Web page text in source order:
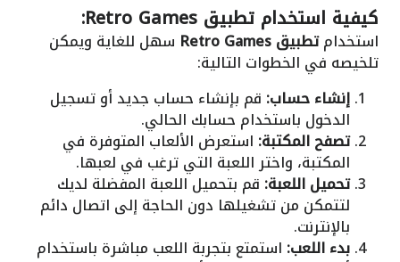
كيفية استخدام تطبيق Retro Games:
استخدامتطبيق Retro Games سهل للغاية ويمكن
تلخيصه في الخطوات التالية:
إنشاء حساب: قم بإنشاء حساب جديد أو تسجيل
الدخول باستخدام حسابك الحالي.
تصفح المكتبة: استعرض الألعاب المتوفرة في
المكتبة، واختر اللعبة التي ترغب في لعبها.
تحميل اللعبة: قم بتحميل اللعبة المفضلة لديك
لتتمكن من تشغيلها دون الحاجة إلى اتصال دائم
بالإنترنت.
بدء اللعب: استمتع بتجربة اللعب مباشرة باستخدام